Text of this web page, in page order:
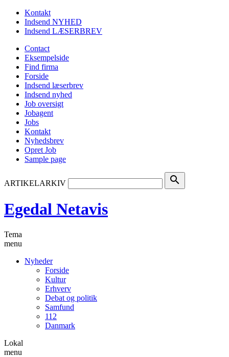
Kontakt
Indsend NYHED
Indsend LÆSERBREV
Contact
Eksempelside
Find firma
Forside
Indsend læserbrev
Indsend nyhed
Job oversigt
Jobagent
Jobs
Kontakt
Nyhedsbrev
Opret Job
Sample page
ARTIKELARKIV search
Egedal Netavis
Tema
menu
Nyheder
Forside
Kultur
Erhverv
Debat og politik
Samfund
112
Danmark
Lokal
menu